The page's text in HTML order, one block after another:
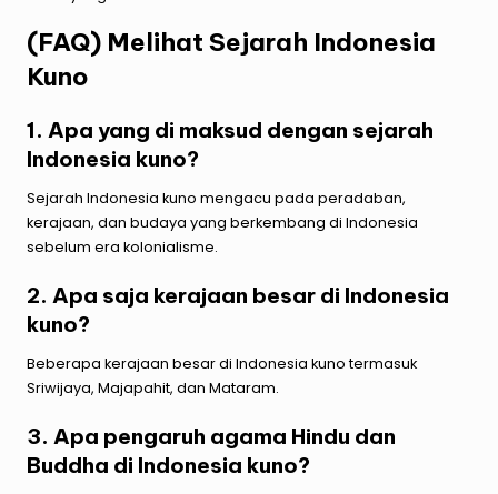
(FAQ) Melihat Sejarah Indonesia
Kuno
1. Apa yang di maksud dengan sejarah
Indonesia kuno?
Sejarah Indonesia kuno mengacu pada peradaban,
kerajaan, dan budaya yang berkembang di Indonesia
sebelum era kolonialisme.
2. Apa saja kerajaan besar di Indonesia
kuno?
Beberapa kerajaan besar di Indonesia kuno termasuk
Sriwijaya, Majapahit, dan Mataram.
3. Apa pengaruh agama Hindu dan
Buddha di Indonesia kuno?